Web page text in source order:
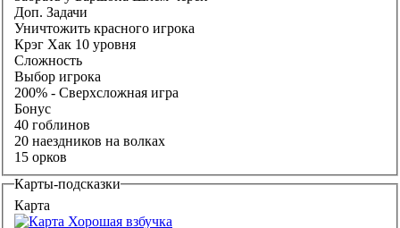
Доп. Задачи
Уничтожить красного игрока
Крэг Хак 10 уровня
Сложность
Выбор игрока
200% - Сверхсложная игра
Бонус
40 гоблинов
20 наездников на волках
15 орков
Карты-подсказки
Карта